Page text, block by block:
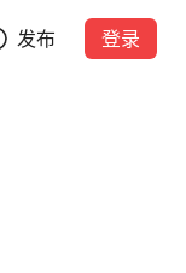
发布 登录